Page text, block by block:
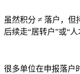
虽然积分 ≠ 落户，
后续走“居转户”或“人
很多单位在申报落户